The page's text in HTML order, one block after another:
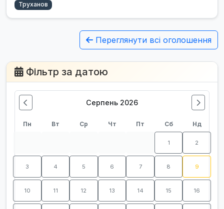
Труханов
Переглянути всі оголошення
Фільтр за датою
Серпень 2026
Пн Вт Ср Чт Пт Сб Нд
1 2
3 4 5 6 7 8 9
10 11 12 13 14 15 16